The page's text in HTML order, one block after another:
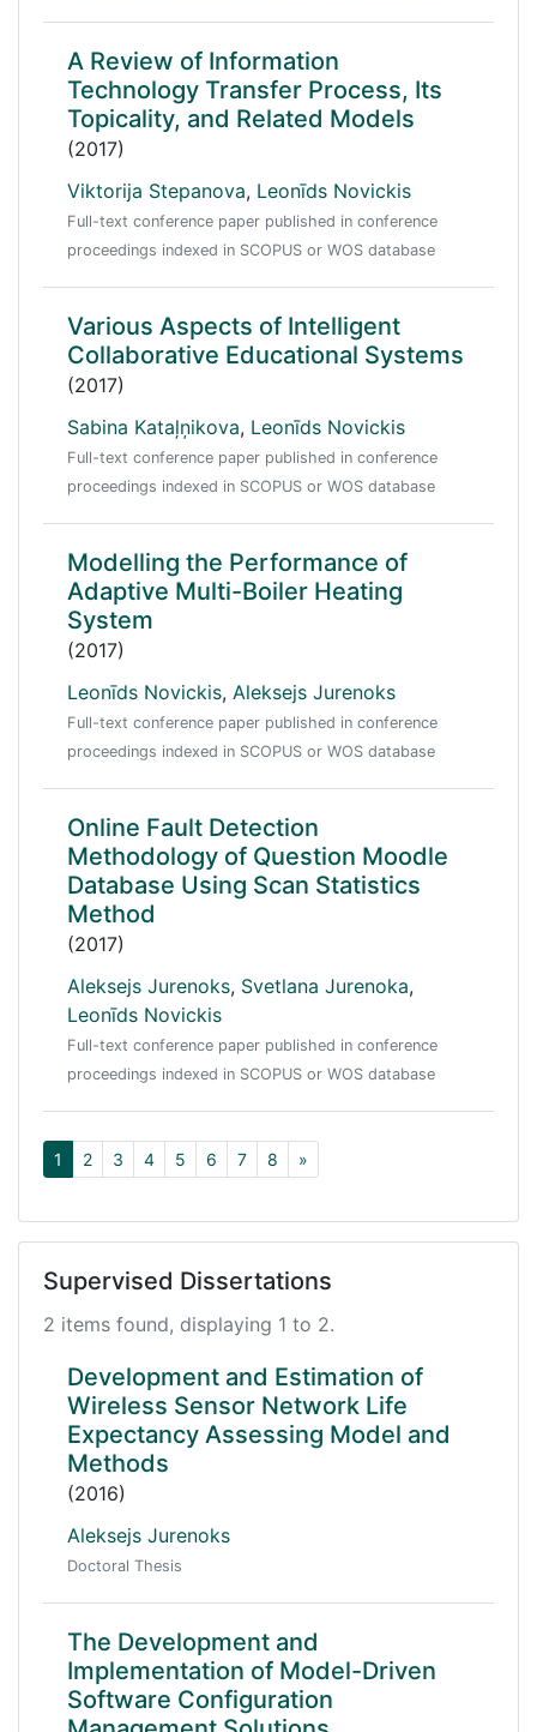
A Review of Information
Technology Transfer Process, Its
Topicality, and Related Models
(2017)
Viktorija Stepanova, Leonīds Novickis
Full-text conference paper published in conference
proceedings indexed in SCOPUS or WOS database
Various Aspects of Intelligent
Collaborative Educational Systems
(2017)
Sabina Kataļņikova, Leonīds Novickis
Full-text conference paper published in conference
proceedings indexed in SCOPUS or WOS database
Modelling the Performance of
Adaptive Multi-Boiler Heating
System
(2017)
Leonīds Novickis, Aleksejs Jurenoks
Full-text conference paper published in conference
proceedings indexed in SCOPUS or WOS database
Online Fault Detection
Methodology of Question Moodle
Database Using Scan Statistics
Method
(2017)
Aleksejs Jurenoks, Svetlana Jurenoka,
Leonīds Novickis
Full-text conference paper published in conference
proceedings indexed in SCOPUS or WOS database
1 2 3 4 5 6 7 8 »
Supervised Dissertations
2 items found, displaying 1 to 2.
Development and Estimation of
Wireless Sensor Network Life
Expectancy Assessing Model and
Methods
(2016)
Aleksejs Jurenoks
Doctoral Thesis
The Development and
Implementation of Model-Driven
Software Configuration